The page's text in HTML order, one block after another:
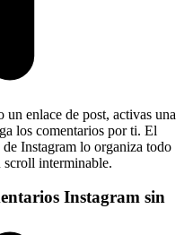
un enlace de post, activas una
los comentarios por ti. El
Instagram lo organiza todo
scroll interminable.
Instagram sin